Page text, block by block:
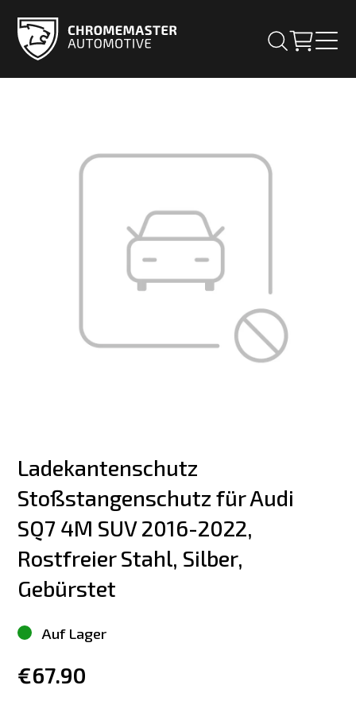
Ladekantenschutz
Stoßstangenschutz für Audi
SQ7 4M SUV 2016-2022,
Rostfreier Stahl, Silber,
Gebürstet
Auf Lager
€67.90